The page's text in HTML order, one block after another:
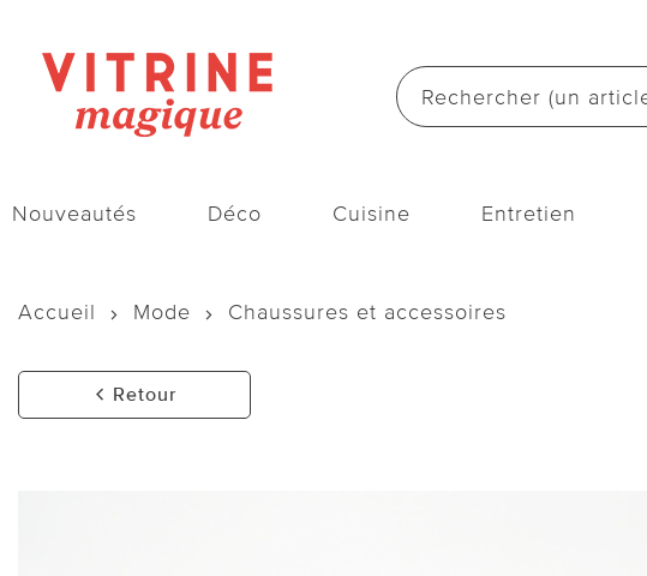
Nouveautés Déco Cuisine Entretien
Accueil Mode Chaussures et accessoires
Retour